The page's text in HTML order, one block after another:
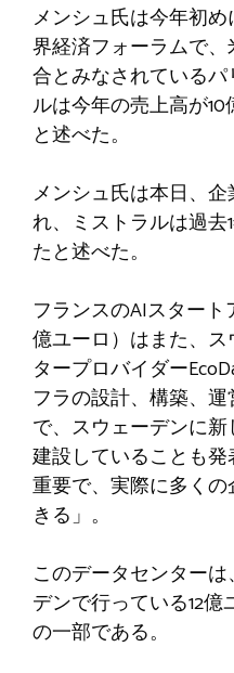
メンシュ氏は今年初
界経済フォーラムで
合とみなされている
ルは今年の売上高が
と述べた。
メンシュ氏は本日、
れ、ミストラルは過
たと述べた。
フランスのAIスタート
億ユーロ）はまた、
タープロバイダー
フラの設計、構築、
で、スウェーデンに
建設していることも
重要で、実際に多く
きる」。
このデータセンター
デンで行っている12
の一部である。